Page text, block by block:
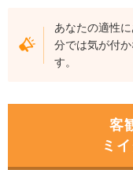
あなたの適性
分では気が付
す。
客
ミ